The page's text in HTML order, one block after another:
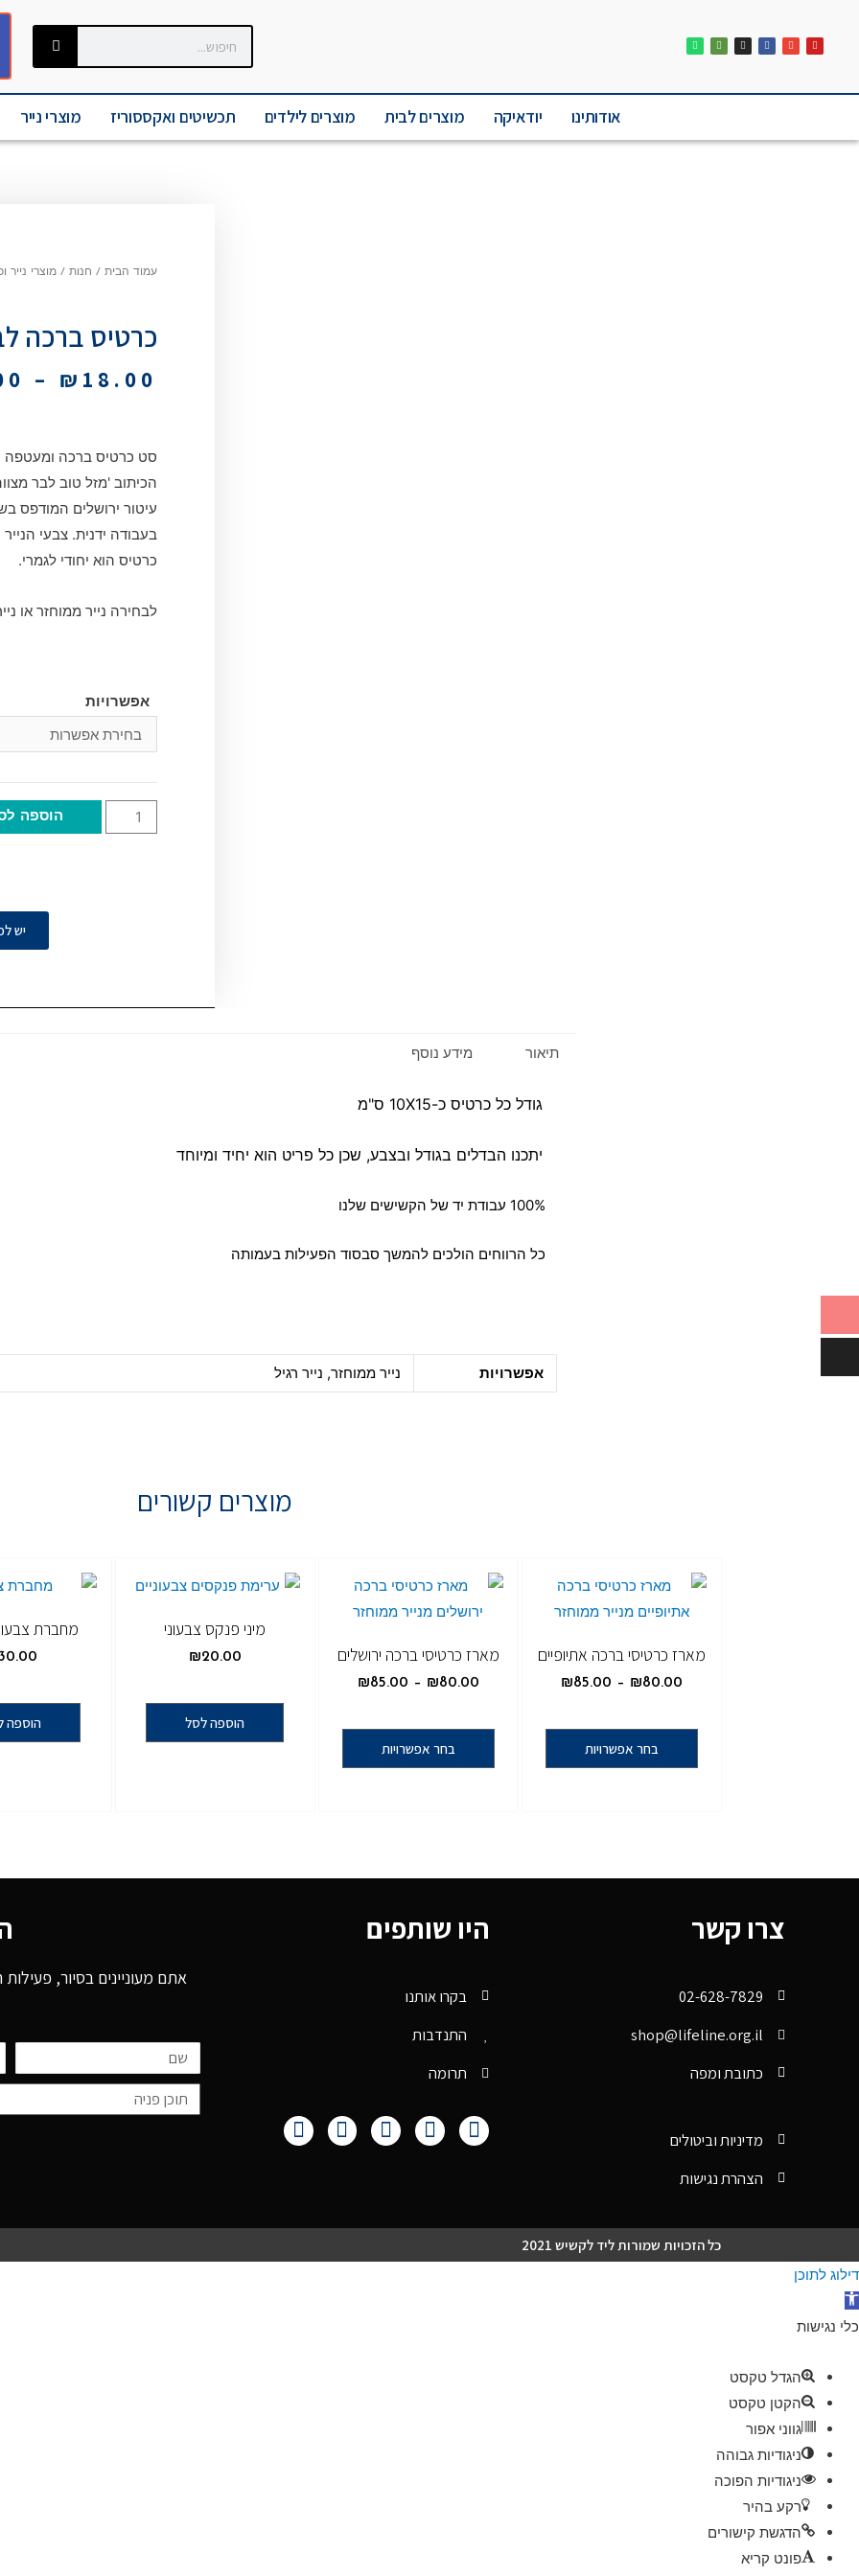
אודותינו יודאיקה מוצרים לבית מוצרים לילדים תכשיטים ואקססוריז מוצרי נייר
עמוד הבית / חנות / מוצרי נייר
כרטיס ברכה
₪ 18.00
–
סט כרטיס ברכה ומעטפה
הכיתוב 'מזל טוב לבר
עיטור ירושלים המודפס
בעבודה ידנית. צבעי
כרטיס הוא יחודי לגמרי.
לבחירה נייר ממוחזר או
אפשרויות
הוספה
יש
תיאור מידע נוסף
גודל כל כרטיס כ-10X15 ס"מ
יתכנו הבדלים בגודל ובצבע, שכן כל פריט הוא יחיד ומיוחד
כל הרווחים הולכים להמשך סבסוד הפעילות בעמותה
אפשרויות נייר ממוחזר, נייר רגיל
מוצרים קשורים
מארז כרטיסי ברכה אתיופיים
₪80.00
–
₪85.00
בחר אפשרויות
מארז כרטיסי ברכה ירושלים
₪80.00
–
₪85.00
בחר אפשרויות
מיני פנקס צבעוני
₪20.00
הוספה לסל
מחברת
30.00
הוספה
צרו קשר
02-628-7829
shop@lifeline.org.il
כתובת ומפה
מדיניות וביטולים
הצהרת נגישות
היו שותפים
בקרו אותנו
התנדבות
תרומה
אתם מעוניינים בסיור,
כל הזכויות שמורות ליד לקשיש 2021
דילוג לתוכן
פתח
סרגל
כלי נגישות
הגדל טקסט
הקטן טקסט
גווני אפור
ניגודיות גבוהה
ניגודיות הפוכה
רקע בהיר
הדגשת קישורים
פונט קריא